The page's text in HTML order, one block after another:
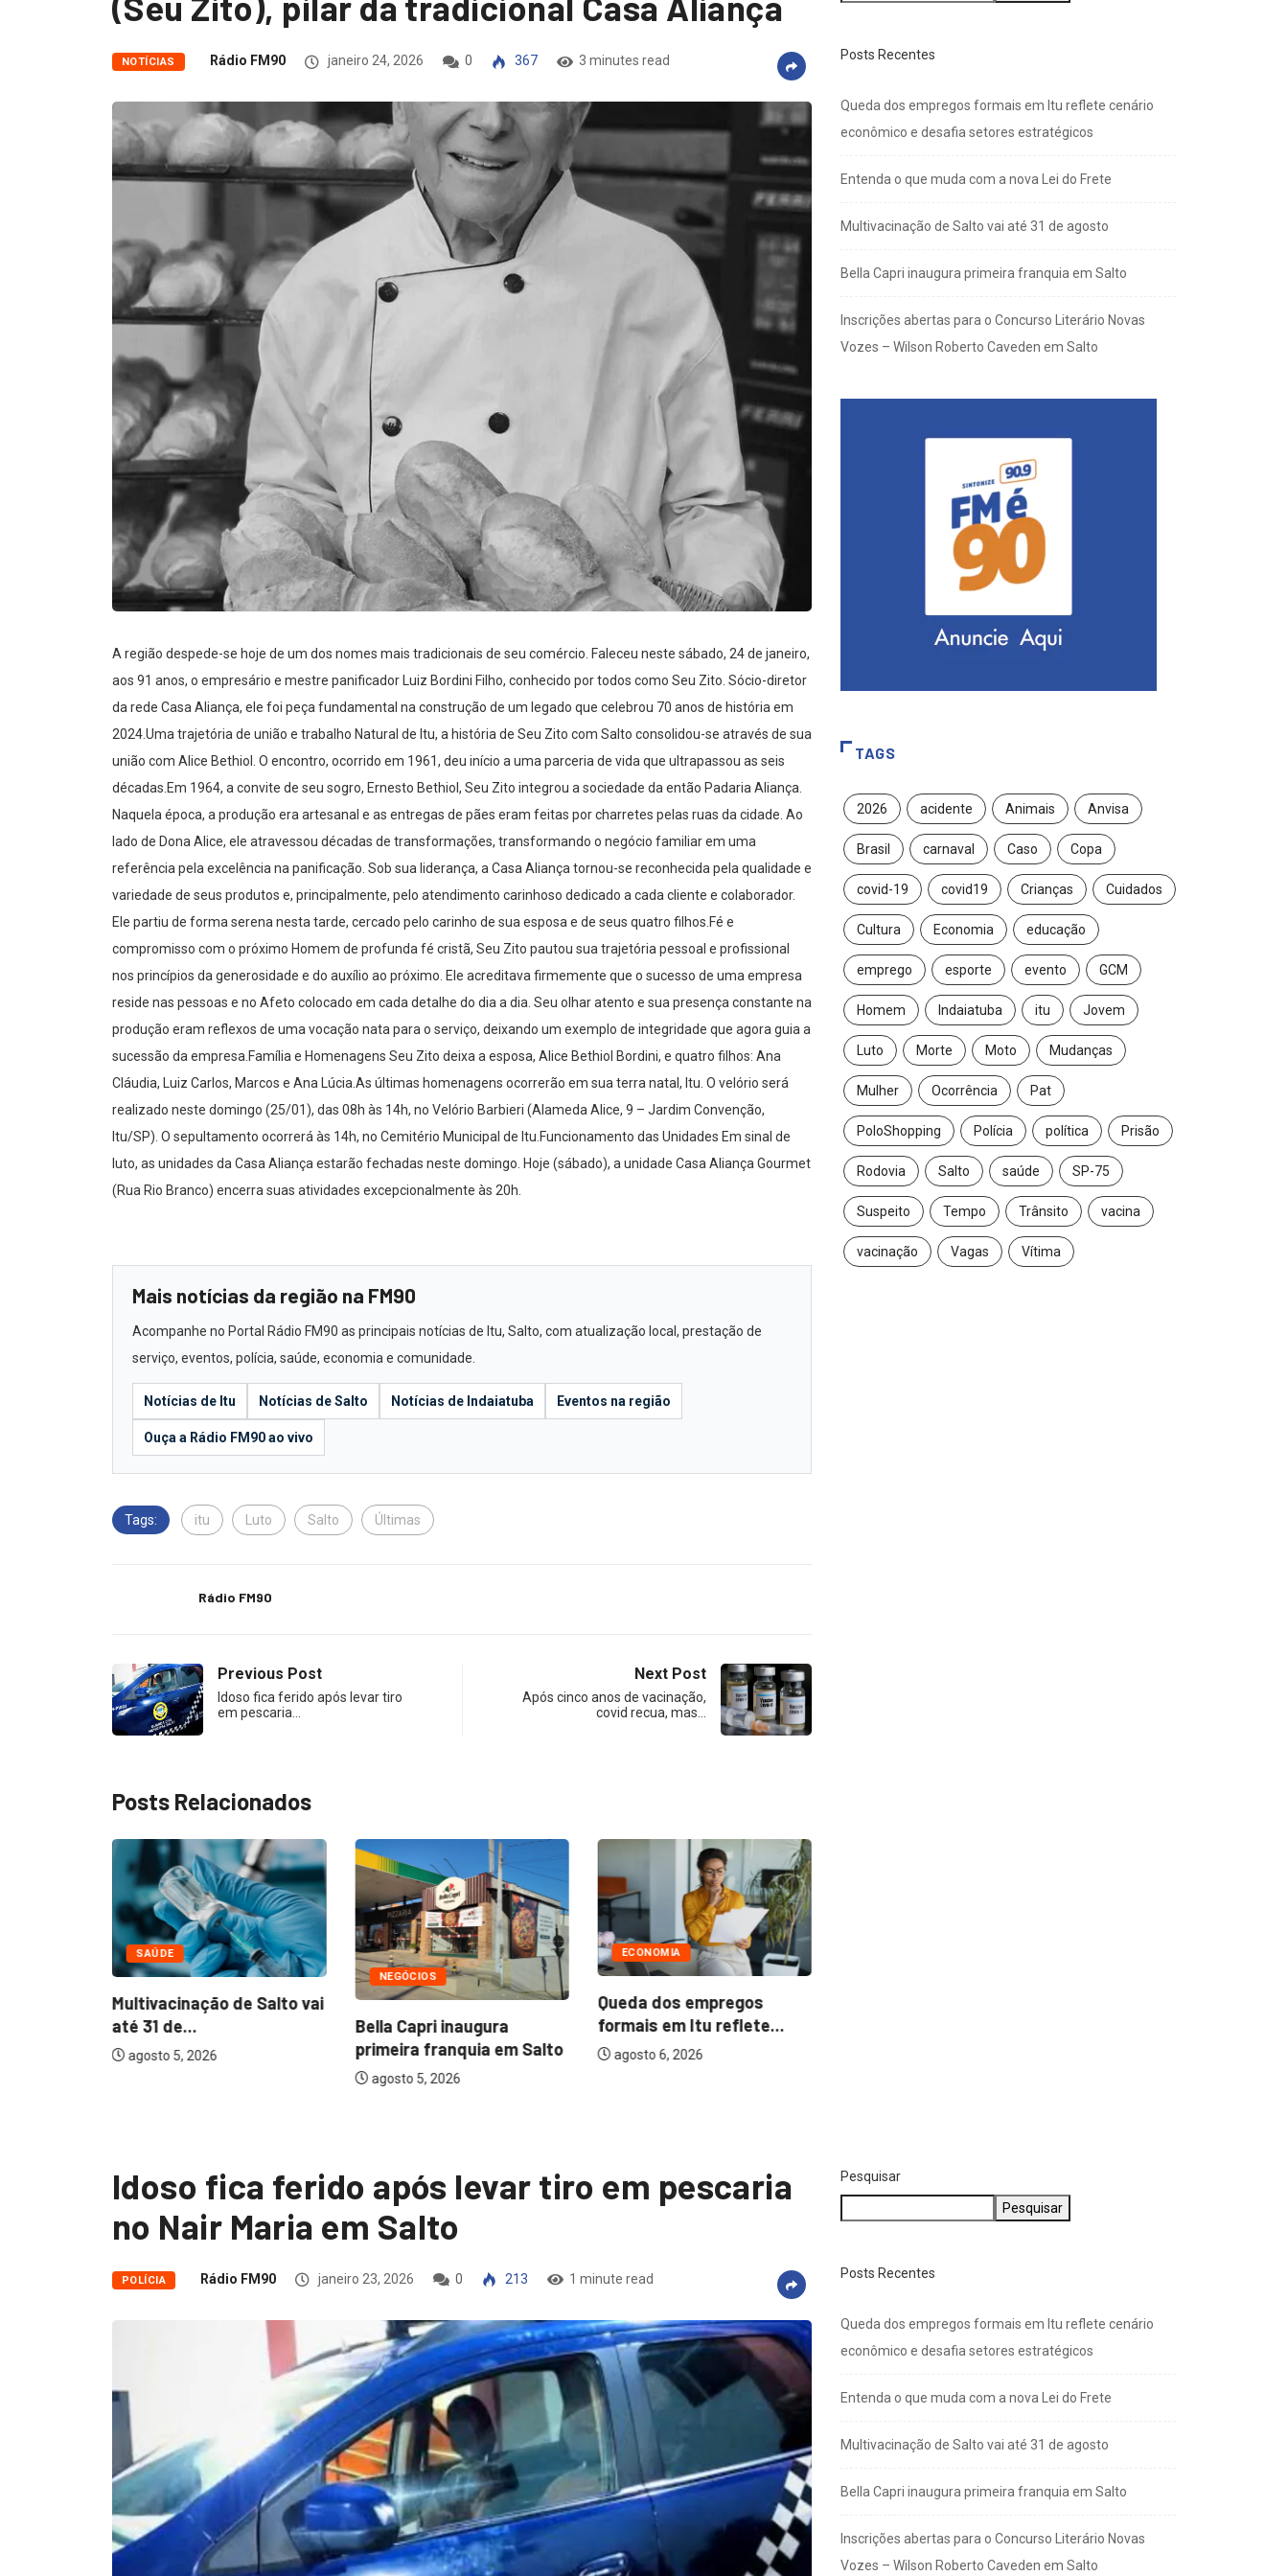
NOTÍCIAS Rádio FM90 janeiro 24, 2026 0 367 3 minutes read
A região despede-se hoje de um dos nomes mais tradicionais de seu comércio. Faleceu neste sábado, 24 de janeiro,
aos 91 anos, o empresário e mestre panificador Luiz Bordini Filho, conhecido por todos como Seu Zito. Sócio-diretor
da rede Casa Aliança, ele foi peça fundamental na construção de um legado que celebrou 70 anos de história em
2024.Uma trajetória de união e trabalho Natural de Itu, a história de Seu Zito com Salto consolidou-se através de sua
união com Alice Bethiol. O encontro, ocorrido em 1961, deu início a uma parceria de vida que ultrapassou as seis
décadas.Em 1964, a convite de seu sogro, Ernesto Bethiol, Seu Zito integrou a sociedade da então Padaria Aliança.
Naquela época, a produção era artesanal e as entregas de pães eram feitas por charretes pelas ruas da cidade. Ao
lado de Dona Alice, ele atravessou décadas de transformações, transformando o negócio familiar em uma
referência pela excelência na panificação. Sob sua liderança, a Casa Aliança tornou-se reconhecida pela qualidade e
variedade de seus produtos e, principalmente, pelo atendimento carinhoso dedicado a cada cliente e colaborador.
Ele partiu de forma serena nesta tarde, cercado pelo carinho de sua esposa e de seus quatro filhos.Fé e
compromisso com o próximo Homem de profunda fé cristã, Seu Zito pautou sua trajetória pessoal e profissional
nos princípios da generosidade e do auxílio ao próximo. Ele acreditava firmemente que o sucesso de uma empresa
reside nas pessoas e no Afeto colocado em cada detalhe do dia a dia. Seu olhar atento e sua presença constante na
produção eram reflexos de uma vocação nata para o serviço, deixando um exemplo de integridade que agora guia a
sucessão da empresa.Família e Homenagens Seu Zito deixa a esposa, Alice Bethiol Bordini, e quatro filhos: Ana
Cláudia, Luiz Carlos, Marcos e Ana Lúcia.As últimas homenagens ocorrerão em sua terra natal, Itu. O velório será
realizado neste domingo (25/01), das 08h às 14h, no Velório Barbieri (Alameda Alice, 9 – Jardim Convenção,
Itu/SP). O sepultamento ocorrerá às 14h, no Cemitério Municipal de Itu.Funcionamento das Unidades Em sinal de
luto, as unidades da Casa Aliança estarão fechadas neste domingo. Hoje (sábado), a unidade Casa Aliança Gourmet
(Rua Rio Branco) encerra suas atividades excepcionalmente às 20h.
Mais notícias da região na FM90
Acompanhe no Portal Rádio FM90 as principais notícias de Itu, Salto, com atualização local, prestação de
serviço, eventos, polícia, saúde, economia e comunidade.
Notícias de Itu Notícias de Salto Notícias de Indaiatuba Eventos na região
Ouça a Rádio FM90 ao vivo
Tags: itu Luto Salto Últimas
Rádio FM90
Previous Post
Idoso fica ferido após levar tiro
em pescaria…
Next Post
Após cinco anos de vacinação,
covid recua, mas…
Posts Relacionados
SAÚDE
Multivacinação de Salto vai
até 31 de...
agosto 5, 2026
NEGÓCIOS
Bella Capri inaugura
primeira franquia em Salto
agosto 5, 2026
ECONOMIA
Queda dos empregos
formais em Itu reflete...
agosto 6, 2026
Posts Recentes
Queda dos empregos formais em Itu reflete cenário
econômico e desafia setores estratégicos
Entenda o que muda com a nova Lei do Frete
Multivacinação de Salto vai até 31 de agosto
Bella Capri inaugura primeira franquia em Salto
Inscrições abertas para o Concurso Literário Novas
Vozes – Wilson Roberto Caveden em Salto
TAGS
2026 acidente Animais Anvisa
Brasil carnaval Caso Copa
covid-19 covid19 Crianças Cuidados
Cultura Economia educação
emprego esporte evento GCM
Homem Indaiatuba itu Jovem
Luto Morte Moto Mudanças
Mulher Ocorrência Pat
PoloShopping Polícia política Prisão
Rodovia Salto saúde SP-75
Suspeito Tempo Trânsito vacina
vacinação Vagas Vítima
Idoso fica ferido após levar tiro em pescaria
no Nair Maria em Salto
POLÍCIA Rádio FM90 janeiro 23, 2026 0 213 1 minute read
Pesquisar
Pesquisar
Posts Recentes
Queda dos empregos formais em Itu reflete cenário
econômico e desafia setores estratégicos
Entenda o que muda com a nova Lei do Frete
Multivacinação de Salto vai até 31 de agosto
Bella Capri inaugura primeira franquia em Salto
Inscrições abertas para o Concurso Literário Novas
Vozes – Wilson Roberto Caveden em Salto